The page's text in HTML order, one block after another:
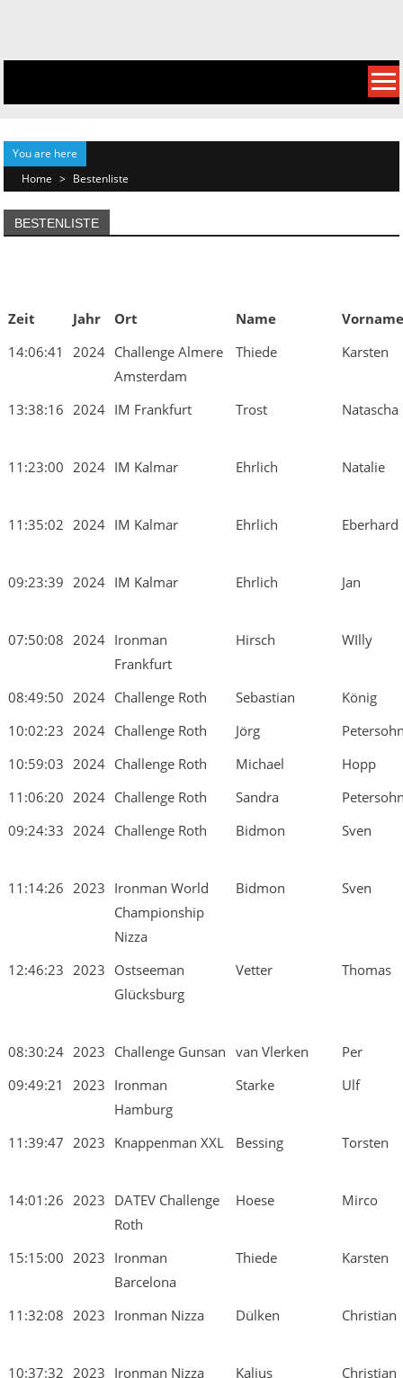
content
You are here
Home > Bestenliste
BESTENLISTE
Zeit Jahr Ort Name
14:06:41
2024 Challenge Almere
Amsterdam
Thiede Karsten
13:38:16 2024 IM Frankfurt Trost Natascha
11:23:00 2024 IM Kalmar Ehrlich Natalie
11:35:02 2024 IM Kalmar Ehrlich Eberhard
09:23:39 2024 IM Kalmar Ehrlich Jan
07:50:08 2024 Ironman
Frankfurt
Hirsch WIlly
08:49:50 2024 Challenge Roth Sebastian
König
10:02:23 2024 Challenge Roth Jörg
10:59:03 2024 Challenge Roth Michael
Hopp
11:06:20 2024 Challenge Roth Sandra
09:24:33 2024 Challenge Roth Bidmon Sven
11:14:26 2023 Ironman World
Championship
Nizza
Bidmon Sven
12:46:23 2023 Ostseeman
Glücksburg
Vetter Thomas
08:30:24 2023 Challenge Gunsan van Vlerken
Per
09:49:21
2023 Ironman
Hamburg
Starke Ulf
11:39:47 2023 Knappenman XXL Bessing Torsten
14:01:26 2023 DATEV Challenge
Roth
Hoese Mirco
15:15:00 2023 Ironman
Barcelona
Thiede Karsten
11:32:08 2023 Ironman Nizza Dülken Christian
10:37:32 2023 Ironman Nizza Kalius Christian